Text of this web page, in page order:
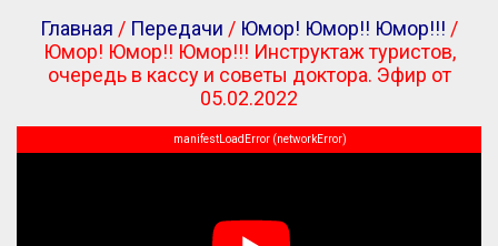
Главная / Передачи / Юмор! Юмор!! Юмор!!! /
Юмор! Юмор!! Юмор!!! Инструктаж туристов,
очередь в кассу и советы доктора. Эфир от
05.02.2022
manifestLoadError (networkError)